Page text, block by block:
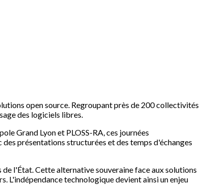
open source. Regroupant près de 200 collectivités
des logiciels libres.
Grand Lyon et PLOSS-RA, ces journées
présentations structurées et des temps d'échanges
de l'État. Cette alternative souveraine face aux solutions
L'indépendance technologique devient ainsi un enjeu